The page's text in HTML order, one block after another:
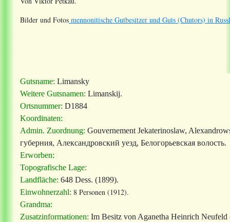
Bilder und Fotos mennonitische Gutbesitzer und Guts (Chutors) in
Gutsname: Limansky
Weitere Gutsnamen: Limanskij.
Ortsnummer: D1884
Koordinaten:
Admin. Zuordnung: Gouvernement Jekaterinoslaw,
губерния, Александровский уезд, Белогорьевская волость.
Erworben:
Topografische Lage:
Landfläche: 648 Dess. (1899).
Einwohnerzahl: 8 Personen (1912).
Grandma:
Zusatzinformationen: Im Besitz von Aganetha Heinrich